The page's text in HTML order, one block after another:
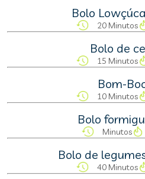
Bolo
20 Minutos
Bolo de
15 Minutos
Bom-
10 Minutos
Bolo
Minutos
Bolo de
40 Minutos